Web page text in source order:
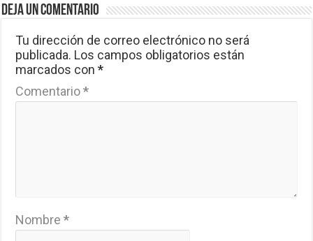
Deja un comentario
Tu dirección de correo electrónico no será
publicada. Los campos obligatorios están
marcados con*
Comentario*
Nombre*